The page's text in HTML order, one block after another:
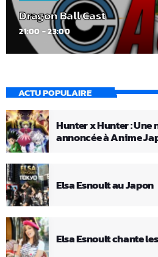
Dragon Ball Cast
21:00 - 23:00
ACTU POPULAIRE
Hunter x Hunter : Une
annoncée à Anime
Elsa Esnoult au Japon
Elsa Esnoult chante